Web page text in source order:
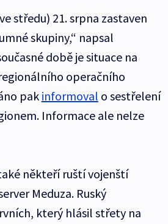
středu) 21. srpna zastaven
skupiny,“ napsal
době je situace na
operačního
pak informoval o sestřelení
Informace ale nelze
někteří ruští vojenští
Meduza. Ruský
který hlásil střety na